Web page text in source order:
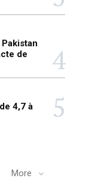
de
4,7 à
More